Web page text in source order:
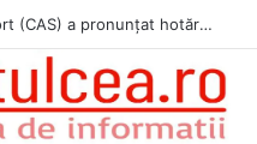
Curtea de Arbitraj pentru Sport (CAS) a pronunțat hotărârea în cauza WADA v. ANAD & Matei Cosmin Gabriel